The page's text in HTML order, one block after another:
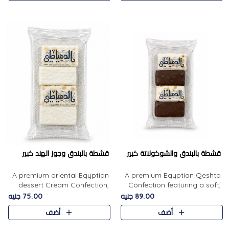
قشطة بالبندق والشوكولاتة كبير
A premium Egyptian Qeshta
Confection featuring a soft,
creamy texture paired with a
rich layer of premium
chocolate and the distinctive
89.00 جنيه
أضف
قشطة بالبندق وجوز الهند كبير
A premium oriental Egyptian
dessert Cream Confection,
featuring a soft, creamy
texture and the distinctive
flavor of roasted hazelnuts.
75.00 جنيه
أضف